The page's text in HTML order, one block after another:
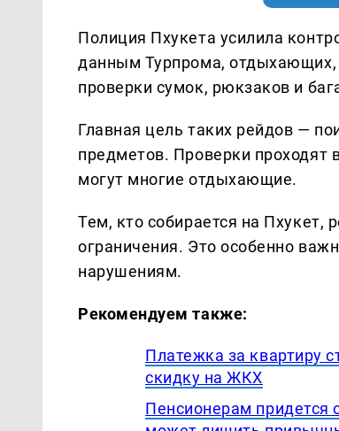
Полиция Пхукета усилила
данным Турпрома, отдыхающих,
проверки сумок, рюкзаков и
Главная цель таких рейдов —
предметов. Проверки проходят
могут многие отдыхающие.
Тем, кто собирается на Пхукет,
ограничения. Это особенно
нарушениям.
Рекомендуем также:
Платежка за квартиру
скидку на ЖКХ
Пенсионерам придется